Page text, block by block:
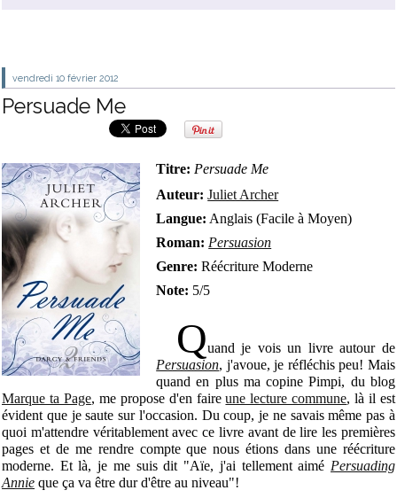
vendredi 10 février 2012
Persuade Me
Titre: Persuade Me
Auteur:Juliet Archer
Langue: Anglais (Facile à Moyen)
Roman: Persuasion
Genre: Réécriture Moderne
Note: 5/5
Quand je vois un livre autour de
Persuasion, j'avoue, je réfléchis peu! Mais
quand en plus ma copine Pimpi, du blog
Marque ta Page, me propose d'en faireune lecture commune, là il est
évident que je saute sur l'occasion. Du coup, je ne savais même pas à
quoi m'attendre véritablement avec ce livre avant de lire les premières
pages et de me rendre compte que nous étions dans une réécriture
moderne. Et là, je me suis dit "Aïe, j'ai tellement aimé Persuading
Annie que ça va être dur d'être au niveau"!